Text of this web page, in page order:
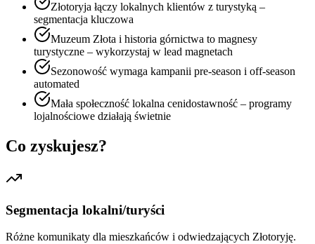
Złotoryja łączy lokalnych klientów z turystyką –
segmentacja kluczowa
Muzeum Złota i historia górnictwa to magnesy
turystyczne – wykorzystaj w lead magnetach
Sezonowość wymaga kampanii pre-season i off-season
automated
Mała społeczność lokalna cenidostawność – programy
lojalnościowe działają świetnie
Co zyskujesz?
Segmentacja lokalni/turyści
Różne komunikaty dla mieszkańców i odwiedzających Złotoryję.